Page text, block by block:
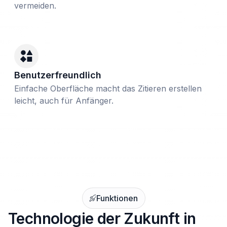
vermeiden.
Benutzerfreundlich
Einfache Oberfläche macht das Zitieren erstellen
leicht, auch für Anfänger.
Funktionen
Technologie der Zukunft in